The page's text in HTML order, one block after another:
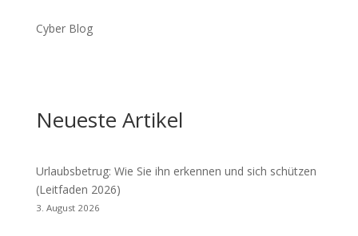
Cyber Blog
Neueste Artikel
Urlaubsbetrug: Wie Sie ihn erkennen und sich schützen
(Leitfaden 2026)
3. August 2026